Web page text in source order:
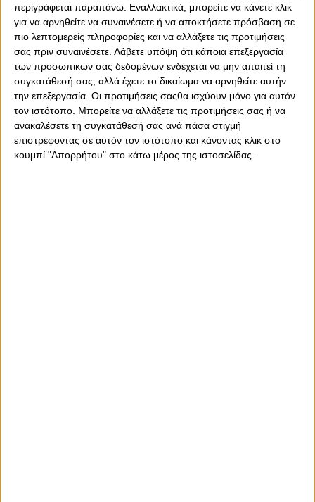
περιγράφεται παραπάνω. Εναλλακτικά, μπορείτε να κάνετε κλικ
για να αρνηθείτε να συναινέσετε ή να αποκτήσετε πρόσβαση σε
πιο λεπτομερείς πληροφορίες και να αλλάξετε τις προτιμήσεις
σας πριν συναινέσετε. Λάβετε υπόψη ότι κάποια επεξεργασία
των προσωπικών σας δεδομένων ενδέχεται να μην απαιτεί τη
συγκατάθεσή σας, αλλά έχετε το δικαίωμα να αρνηθείτε αυτήν
την επεξεργασία. Οι προτιμήσεις σαςθα ισχύουν μόνο για αυτόν
τον ιστότοπο. Μπορείτε να αλλάξετε τις προτιμήσεις σας ή να
ανακαλέσετε τη συγκατάθεσή σας ανά πάσα στιγμή
επιστρέφοντας σε αυτόν τον ιστότοπο και κάνοντας κλικ στο
κουμπί "Απορρήτου" στο κάτω μέρος της ιστοσελίδας.
Λίγες ημέρες μετά τις μεγάλες μάχες με τη Ρεάλ
Μαδρίτης και την πρόκριση στο Final Four του Άμπου
Ντάμπι ο Θρύλος επέστρεψε στις εγχώριες
υποχρεώσεις του. Οι Πειραιώτες κέρδισαν με 87-85 την
ΑΕΚ στο ΣΕΦ και έκαναν το πρώτο βήμα για την
πρόκριση στους τελικούς του πρωταθλήματος. Στο
παιχνίδι δεν αγωνίστηκαν οι Εβάν Φουρνιέ και Σάσα
Βεζένκοφ, για να προφυλαχθούν ενόψει της συνέχειας.
Το παιχνίδι ξεκίνησε με τον Ολυμπιακό να κάνει ένα
μικρό σερί 5-0, με τον Σέιμπεν Λι να ξεκινάει ορεξάτος